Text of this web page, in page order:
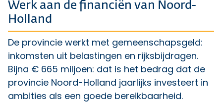
Werk aan de financiën van Noord-
Holland
De provincie werkt met gemeenschapsgeld:
inkomsten uit belastingen en rijksbijdragen.
Bijna € 665 miljoen: dat is het bedrag dat de
provincie Noord-Holland jaarlijks investeert in
ambities als een goede bereikbaarheid.